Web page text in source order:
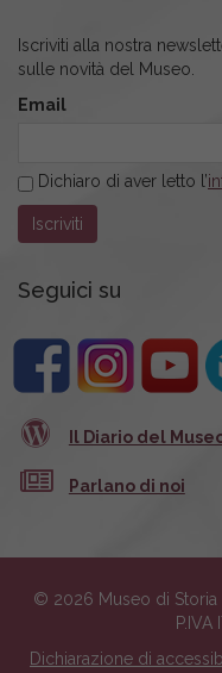
Iscriviti alla nostra
sulle novità del Museo.
Email
Dichiaro di aver letto l’
Seguici su
Il Diario del
Parlano di noi
© 2026 Museo di Storia
Dichiarazione di